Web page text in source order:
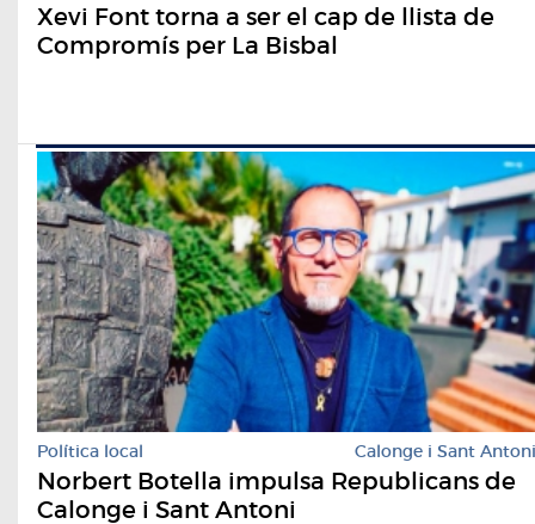
Xevi Font torna a ser el cap de llista de
Compromís per La Bisbal
Política local Calonge i Sant Antoni
Norbert Botella impulsa Republicans de
Calonge i Sant Antoni